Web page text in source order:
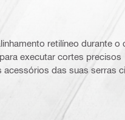
retilíneo durante o
executar cortes precisos
das suas serras